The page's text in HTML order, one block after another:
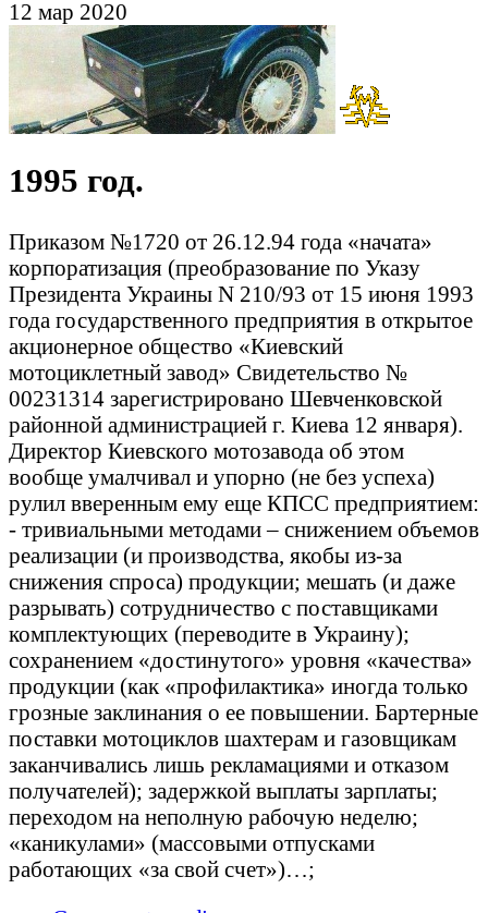
12 мар 2020
1995 год.
Приказом №1720 от 26.12.94 года «начата»
корпоратизация (преобразование по Указу
Президента Украины N 210/93 от 15 июня 1993
года государственного предприятия в открытое
акционерное общество «Киевский
мотоциклетный завод» Свидетельство №
00231314 зарегистрировано Шевченковской
районной администрацией г. Киева 12 января).
Директор Киевского мотозавода об этом
вообще умалчивал и упорно (не без успеха)
рулил вверенным ему еще КПСС предприятием:
- тривиальными методами – снижением объемов
реализации (и производства, якобы из-за
снижения спроса) продукции; мешать (и даже
разрывать) сотрудничество с поставщиками
комплектующих (переводите в Украину);
сохранением «достинутого» уровня «качества»
продукции (как «профилактика» иногда только
грозные заклинания о ее повышении. Бартерные
поставки мотоциклов шахтерам и газовщикам
заканчивались лишь рекламациями и отказом
получателей); задержкой выплаты зарплаты;
переходом на неполную рабочую неделю;
«каникулами» (массовыми отпусками
работающих «за свой счет»)…;